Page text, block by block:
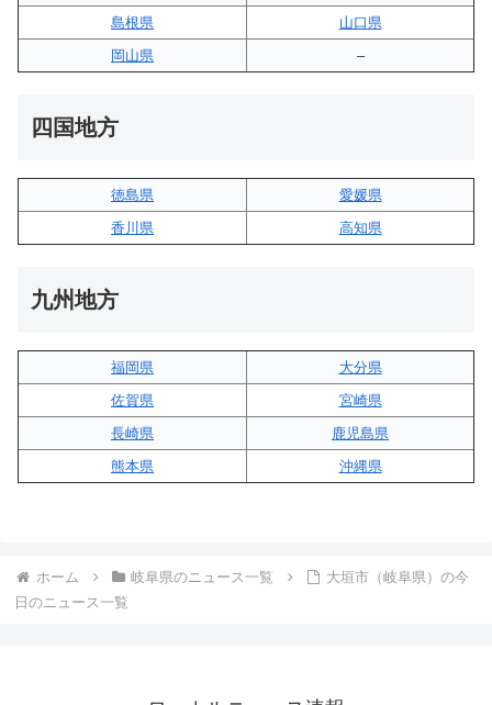
島根県
山口県
岡山県
–
四国地方
徳島県
愛媛県
香川県
高知県
九州地方
福岡県
大分県
佐賀県
宮崎県
長崎県
鹿児島県
熊本県
沖縄県
ホーム 岐阜県のニュース一覧
大垣市（岐阜県）の今
日のニュース一覧